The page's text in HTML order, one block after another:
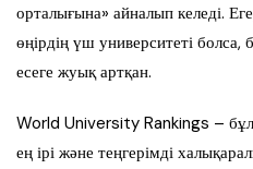
орталығына» айналып келеді.
өңірдің үш университеті
есеге жуық артқан.
World University Rankings – бұл
ең ірі және теңгерімді